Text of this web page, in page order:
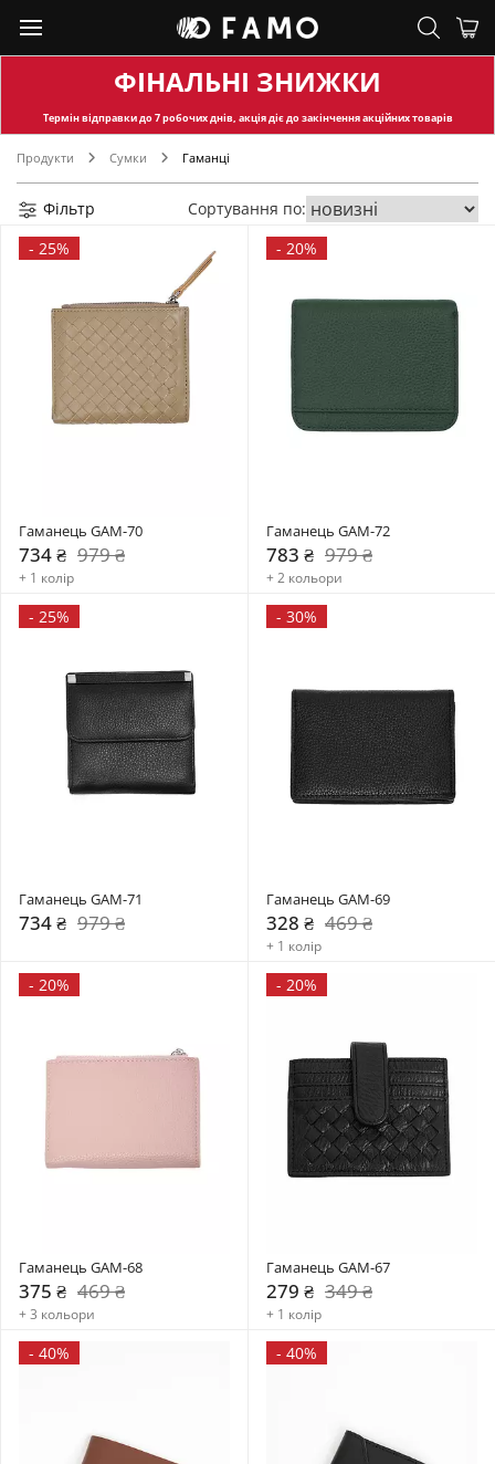
ФІНАЛЬНІ ЗНИЖКИ
Термін відправкидо 7 робочих днів, акція діє до закінчення акційних товарів
Продукти Сумки Гаманці
Фільтр
Сортування по:
- 25%
Гаманець GAM-70
734 ₴ 979 ₴
+ 1 колір
- 20%
Гаманець GAM-72
783 ₴ 979 ₴
+ 2 кольори
- 25%
Гаманець GAM-71
734 ₴ 979 ₴
- 30%
Гаманець GAM-69
328 ₴ 469 ₴
+ 1 колір
- 20%
Гаманець GAM-68
375 ₴ 469 ₴
+ 3 кольори
- 20%
Гаманець GAM-67
279 ₴ 349 ₴
+ 1 колір
- 40% - 40%